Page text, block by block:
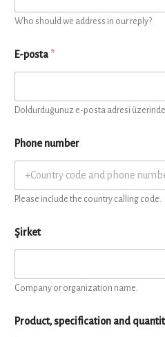
Who should we address in our reply?
E-posta *
Doldurduğunuz e-posta adresi
Phone number
Please include the country calling code.
Şirket
Company or organization name.
Product, specification and